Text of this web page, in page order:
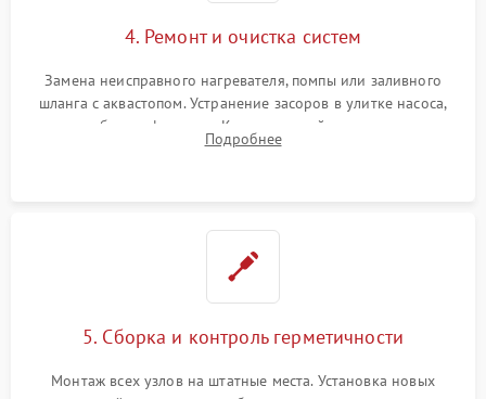
4. Ремонт и очистка систем
Замена неисправного нагревателя, помпы или заливного
шланга с аквастопом. Устранение засоров в улитке насоса,
патрубках и фильтрах. Компонентный ремонт платы
управления, восстановление поврежденной проводки.
Подробнее
5. Сборка и контроль герметичности
Монтаж всех узлов на штатные места. Установка новых